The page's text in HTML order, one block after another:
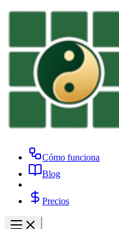
Cómo funciona
Blog
Precios